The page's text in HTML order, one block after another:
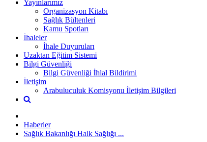
Yayınlarımız
Organizasyon Kitabı
Sağlık Bültenleri
Kamu Spotları
İhaleler
İhale Duyuruları
Uzaktan Eğitim Sistemi
Bilgi Güvenliği
Bilgi Güvenliği İhlal Bildirimi
İletişim
Arabuluculuk Komisyonu İletişim Bilgileri
Haberler
Sağlık Bakanlığı Halk Sağlığı ...